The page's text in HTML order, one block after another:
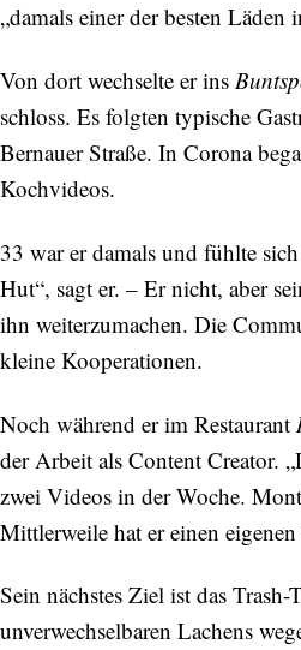
„damals einer der besten Läden
Von dort wechselte er ins
schloss. Es folgten typische
Bernauer Straße. In Corona
Kochvideos.
33 war er damals und fühlte
Hut“, sagt er. – Er nicht, aber
ihn weiterzumachen. Die
kleine Kooperationen.
Noch während er im Restaurant
der Arbeit als Content Creator.
zwei Videos in der Woche.
Mittlerweile hat er einen
Sein nächstes Ziel ist das
unverwechselbaren Lachens